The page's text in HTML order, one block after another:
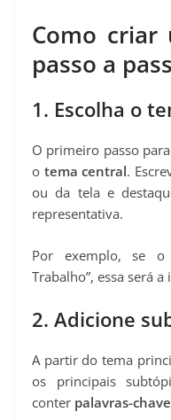
Como criar
passo a
1. Escolha o
O primeiro passo
o tema central.
ou da tela e
representativa.
Por exemplo, se o
Trabalho”, essa será
2. Adicione
A partir do tema
os principais
conter palavras-